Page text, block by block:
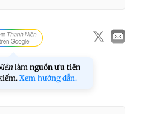
làm nguồn ưu tiên
Xem hướng dẫn.